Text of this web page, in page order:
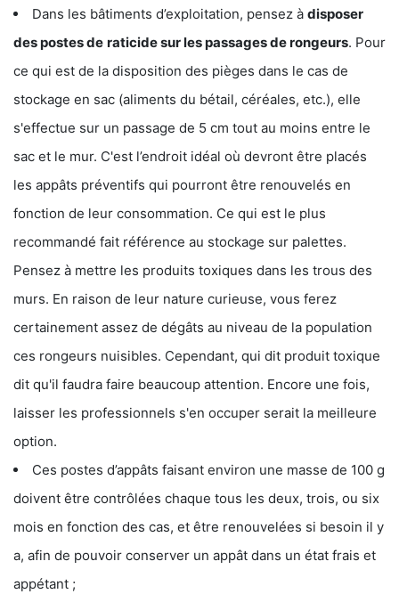
Dans les bâtiments d’exploitation, pensez à disposer
des postes de raticide sur les passages de rongeurs. Pour
ce qui est de la disposition des pièges dans le cas de
stockage en sac (aliments du bétail, céréales, etc.), elle
s'effectue sur un passage de 5 cm tout au moins entre le
sac et le mur. C'est l’endroit idéal où devront être placés
les appâts préventifs qui pourront être renouvelés en
fonction de leur consommation. Ce qui est le plus
recommandé fait référence au stockage sur palettes.
Pensez à mettre les produits toxiques dans les trous des
murs. En raison de leur nature curieuse, vous ferez
certainement assez de dégâts au niveau de la population
ces rongeurs nuisibles. Cependant, qui dit produit toxique
dit qu'il faudra faire beaucoup attention. Encore une fois,
laisser les professionnels s'en occuper serait la meilleure
option.
Ces postes d’appâts faisant environ une masse de 100 g
doivent être contrôlées chaque tous les deux, trois, ou six
mois en fonction des cas, et être renouvelées si besoin il y
a, afin de pouvoir conserver un appât dans un état frais et
appétant ;